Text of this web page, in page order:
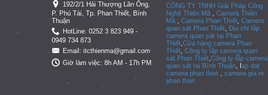
192/2/1 Hải Thượng Lãn Ông,
P. Phú Tài, Tp. Phan Thiết, Bình
Thuận
HotLine: 0252 3 823 949 -
0949 734 873
Email: itcthienma@gmail.com
Giờ làm việc: 8h AM - 17h PM
CÔNG TY TNHH Giải Pháp Công
Nghệ Thiên Mã, Camera Thiên
Mã, Camera Phan Thiết, Camera
quan sát Phan Thiết, Địa chỉ lắp
camera quan sát tại Phan
Thiết,Cửa hàng camera Phan
Thiết,Công ty lắp camera quan
sát Phan Thiết,Công ty lắp camera
quan sát tại Bình Thuận, l ap dat
camera phan thiet, camera gia re
phan thiet